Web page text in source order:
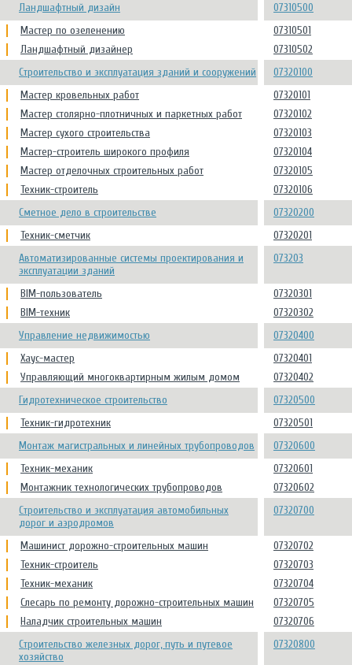
Ландшафтный дизайн
07310500
Мастер по озеленению
07310501
Ландшафтный дизайнер
07310502
Строительство и эксплуатация зданий и сооружений
07320100
Мастер кровельных работ
07320101
Мастер столярно-плотничных и паркетных работ
07320102
Мастер сухого строительства
07320103
Мастер-строитель широкого профиля
07320104
Мастер отделочных строительных работ
07320105
Техник-строитель
07320106
Сметное дело в строительстве
07320200
Техник-сметчик
07320201
Автоматизированные системы проектирования и
эксплуатации зданий
073203
BIM-пользователь
07320301
BIM-техник
07320302
Управление недвижимостью
07320400
Хаус-мастер
07320401
Управляющий многоквартирным жилым домом
07320402
Гидротехническое строительство
07320500
Техник-гидротехник
07320501
Монтаж магистральных и линейных трубопроводов
07320600
Техник-механик
07320601
Монтажник технологических трубопроводов
07320602
Строительство и эксплуатация автомобильных
дорог и аэродромов
07320700
Машинист дорожно-строительных машин
07320702
Техник-строитель
07320703
Техник-механик
07320704
Слесарь по ремонту дорожно-строительных машин
07320705
Наладчик строительных машин
07320706
Строительство железных дорог, путь и путевое
хозяйство
07320800